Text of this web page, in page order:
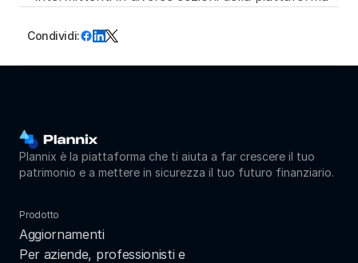
Condividi:
Prodotto
Aggiornamenti
Per aziende, professionisti e
Plannix è la piattaforma che ti aiuta a far crescere il tuo
patrimonio e a mettere in sicurezza il tuo futuro finanziario.